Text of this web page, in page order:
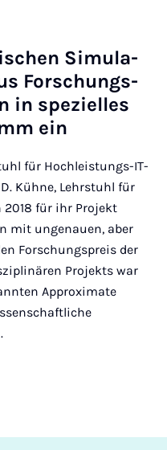
Sim­u­la­
Forschung­s­
in spez­i­elles
ein
für Hochleistungs-IT-
Kühne, Lehrstuhl für
2018 für ihr Projekt
mit ungenauen, aber
Forschungspreis der
Projekts war
Approximate